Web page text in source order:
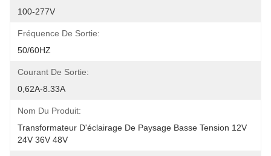
100-277V
Fréquence De Sortie:
50/60HZ
Courant De Sortie:
0,62A-8.33A
Nom Du Produit:
Transformateur D'éclairage De Paysage Basse Tension 12V
24V 36V 48V